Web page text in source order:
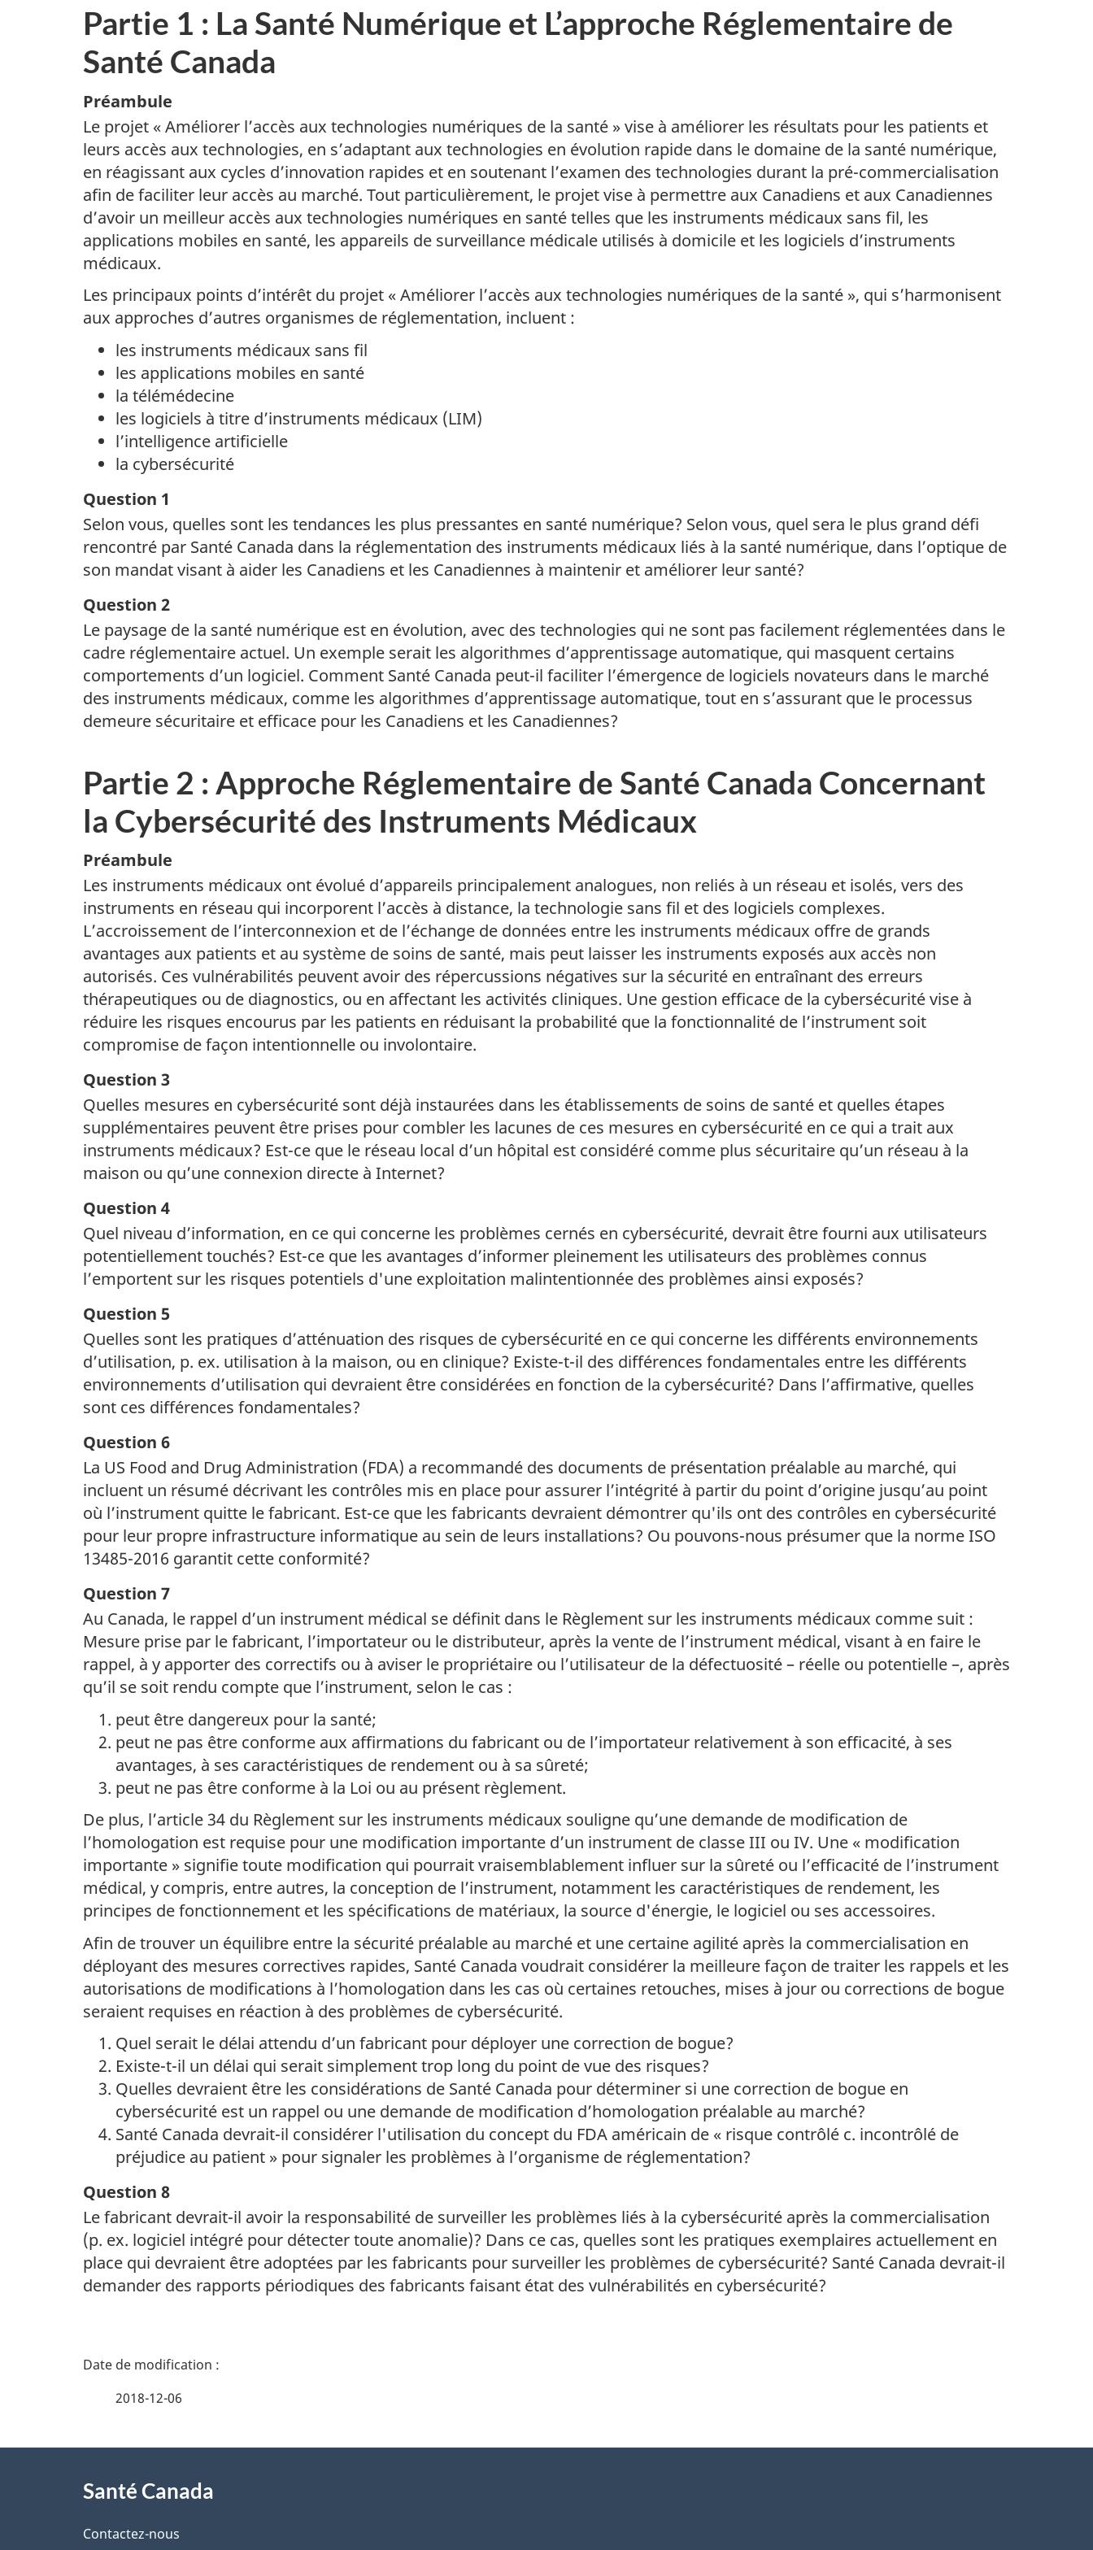
Partie 1 : La Santé Numérique et L’approche Réglementaire de
Santé Canada
Préambule
Le projet « Améliorer l’accès aux technologies numériques de la santé » vise à améliorer les résultats pour les patients et
leurs accès aux technologies, en s’adaptant aux technologies en évolution rapide dans le domaine de la santé numérique,
en réagissant aux cycles d’innovation rapides et en soutenant l’examen des technologies durant la pré-commercialisation
afin de faciliter leur accès au marché. Tout particulièrement, le projet vise à permettre aux Canadiens et aux Canadiennes
d’avoir un meilleur accès aux technologies numériques en santé telles que les instruments médicaux sans fil, les
applications mobiles en santé, les appareils de surveillance médicale utilisés à domicile et les logiciels d’instruments
médicaux.
Les principaux points d’intérêt du projet « Améliorer l’accès aux technologies numériques de la santé », qui s’harmonisent
aux approches d’autres organismes de réglementation, incluent :
les instruments médicaux sans fil
les applications mobiles en santé
la télémédecine
les logiciels à titre d’instruments médicaux (LIM)
l’intelligence artificielle
la cybersécurité
Question 1
Selon vous, quelles sont les tendances les plus pressantes en santé numérique? Selon vous, quel sera le plus grand défi
rencontré par Santé Canada dans la réglementation des instruments médicaux liés à la santé numérique, dans l’optique de
son mandat visant à aider les Canadiens et les Canadiennes à maintenir et améliorer leur santé?
Question 2
Le paysage de la santé numérique est en évolution, avec des technologies qui ne sont pas facilement réglementées dans le
cadre réglementaire actuel. Un exemple serait les algorithmes d’apprentissage automatique, qui masquent certains
comportements d’un logiciel. Comment Santé Canada peut-il faciliter l’émergence de logiciels novateurs dans le marché
des instruments médicaux, comme les algorithmes d’apprentissage automatique, tout en s’assurant que le processus
demeure sécuritaire et efficace pour les Canadiens et les Canadiennes?
Partie 2 : Approche Réglementaire de Santé Canada Concernant
la Cybersécurité des Instruments Médicaux
Préambule
Les instruments médicaux ont évolué d’appareils principalement analogues, non reliés à un réseau et isolés, vers des
instruments en réseau qui incorporent l’accès à distance, la technologie sans fil et des logiciels complexes.
L’accroissement de l’interconnexion et de l’échange de données entre les instruments médicaux offre de grands
avantages aux patients et au système de soins de santé, mais peut laisser les instruments exposés aux accès non
autorisés. Ces vulnérabilités peuvent avoir des répercussions négatives sur la sécurité en entraînant des erreurs
thérapeutiques ou de diagnostics, ou en affectant les activités cliniques. Une gestion efficace de la cybersécurité vise à
réduire les risques encourus par les patients en réduisant la probabilité que la fonctionnalité de l’instrument soit
compromise de façon intentionnelle ou involontaire.
Question 3
Quelles mesures en cybersécurité sont déjà instaurées dans les établissements de soins de santé et quelles étapes
supplémentaires peuvent être prises pour combler les lacunes de ces mesures en cybersécurité en ce qui a trait aux
instruments médicaux? Est-ce que le réseau local d’un hôpital est considéré comme plus sécuritaire qu’un réseau à la
maison ou qu’une connexion directe à Internet?
Question 4
Quel niveau d’information, en ce qui concerne les problèmes cernés en cybersécurité, devrait être fourni aux utilisateurs
potentiellement touchés? Est-ce que les avantages d’informer pleinement les utilisateurs des problèmes connus
l’emportent sur les risques potentiels d'une exploitation malintentionnée des problèmes ainsi exposés?
Question 5
Quelles sont les pratiques d’atténuation des risques de cybersécurité en ce qui concerne les différents environnements
d’utilisation, p. ex. utilisation à la maison, ou en clinique? Existe-t-il des différences fondamentales entre les différents
environnements d’utilisation qui devraient être considérées en fonction de la cybersécurité? Dans l’affirmative, quelles
sont ces différences fondamentales?
Question 6
La US Food and Drug Administration (FDA) a recommandé des documents de présentation préalable au marché, qui
incluent un résumé décrivant les contrôles mis en place pour assurer l’intégrité à partir du point d’origine jusqu’au point
où l’instrument quitte le fabricant. Est-ce que les fabricants devraient démontrer qu'ils ont des contrôles en cybersécurité
pour leur propre infrastructure informatique au sein de leurs installations? Ou pouvons-nous présumer que la norme ISO
13485-2016 garantit cette conformité?
Question 7
Au Canada, le rappel d’un instrument médical se définit dans le Règlement sur les instruments médicaux comme suit :
Mesure prise par le fabricant, l’importateur ou le distributeur, après la vente de l’instrument médical, visant à en faire le
rappel, à y apporter des correctifs ou à aviser le propriétaire ou l’utilisateur de la défectuosité – réelle ou potentielle –, après
qu’il se soit rendu compte que l’instrument, selon le cas :
peut être dangereux pour la santé;
peut ne pas être conforme aux affirmations du fabricant ou de l’importateur relativement à son efficacité, à ses
avantages, à ses caractéristiques de rendement ou à sa sûreté;
peut ne pas être conforme à la Loi ou au présent règlement.
De plus, l’article 34 du Règlement sur les instruments médicaux souligne qu’une demande de modification de
l’homologation est requise pour une modification importante d’un instrument de classe III ou IV. Une « modification
importante » signifie toute modification qui pourrait vraisemblablement influer sur la sûreté ou l’efficacité de l’instrument
médical, y compris, entre autres, la conception de l’instrument, notamment les caractéristiques de rendement, les
principes de fonctionnement et les spécifications de matériaux, la source d'énergie, le logiciel ou ses accessoires.
Afin de trouver un équilibre entre la sécurité préalable au marché et une certaine agilité après la commercialisation en
déployant des mesures correctives rapides, Santé Canada voudrait considérer la meilleure façon de traiter les rappels et les
autorisations de modifications à l’homologation dans les cas où certaines retouches, mises à jour ou corrections de bogue
seraient requises en réaction à des problèmes de cybersécurité.
Quel serait le délai attendu d’un fabricant pour déployer une correction de bogue?
Existe-t-il un délai qui serait simplement trop long du point de vue des risques?
Quelles devraient être les considérations de Santé Canada pour déterminer si une correction de bogue en
cybersécurité est un rappel ou une demande de modification d’homologation préalable au marché?
Santé Canada devrait-il considérer l'utilisation du concept du FDA américain de « risque contrôlé c. incontrôlé de
préjudice au patient » pour signaler les problèmes à l’organisme de réglementation?
Question 8
Le fabricant devrait-il avoir la responsabilité de surveiller les problèmes liés à la cybersécurité après la commercialisation
(p. ex. logiciel intégré pour détecter toute anomalie)? Dans ce cas, quelles sont les pratiques exemplaires actuellement en
place qui devraient être adoptées par les fabricants pour surveiller les problèmes de cybersécurité? Santé Canada devrait-il
demander des rapports périodiques des fabricants faisant état des vulnérabilités en cybersécurité?
D
a
2018-12-06
proposSanté Canada
Contactez-nous